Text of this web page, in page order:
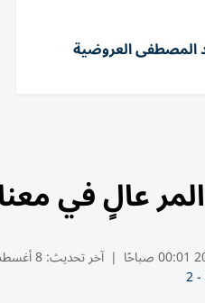
المصطفى العروضية
عالٍ في
| آخر تحديث:8 أغسطس 00:01 2026